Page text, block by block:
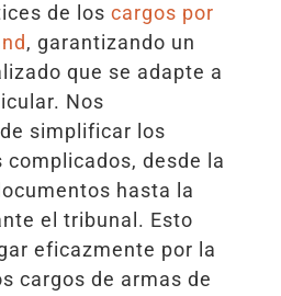
de los cargos por
, garantizando un
que se adapte a
Nos
simplificar los
complicados, desde la
hasta la
el tribunal. Esto
eficazmente por la
cargos de armas de